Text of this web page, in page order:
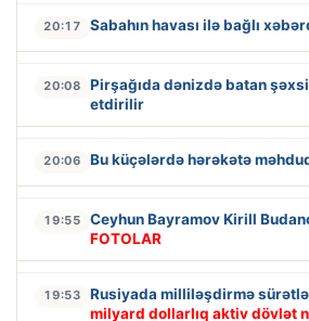
20:17 Sabahın havası ilə bağlı
20:08
Pirşağıda dənizdə batan
etdirilir
20:06 Bu küçələrdə hərəkətə
19:55 Ceyhun Bayramov Kirill
FOTOLAR
19:53 Rusiyada milliləşdirmə
milyard dollarlıq aktiv dövlət